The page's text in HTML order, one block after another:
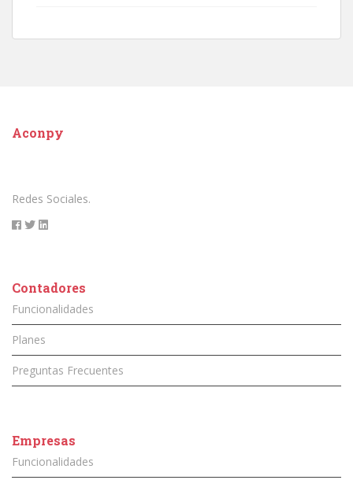
Aconpy
Redes Sociales.
Contadores
Funcionalidades
Planes
Preguntas Frecuentes
Empresas
Funcionalidades